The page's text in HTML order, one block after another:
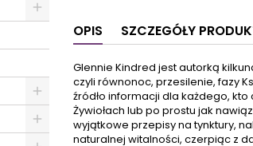
Tradycyjnej Medycyny
Chińskiej przedstawia tu
najskuteczniejsze kuracje,
które eliminują takie
dolegliwości jak
reumatyzm, ból pleców,
cukrzyca typu 1 i 2,
nadciśnienie tętnicze,
choroby
OPIS SZCZEGÓŁY
Glennie Kindred jest autorką
czyli równonoc, przesilenie, fazy
źródło informacji dla każdego,
Żywiołach lub po prostu jak
wyjątkowe przepisy na tynktury,
naturalnej witalności, czerpiąc z